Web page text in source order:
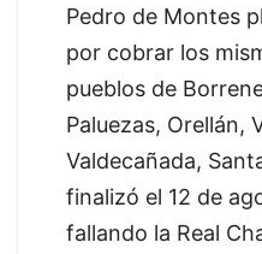
Pedro de Montes
por cobrar los
pueblos de
Paluezas, Orellán,
Valdecañada,
finalizó el 12 de
fallando la Real